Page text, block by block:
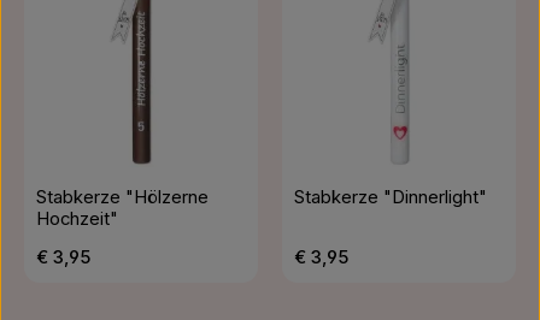
Stabkerze "Hölzerne
Hochzeit"
Regulärer Preis:
€ 3,95
Stabkerze "Dinnerlight"
Regulärer Preis:
€ 3,95